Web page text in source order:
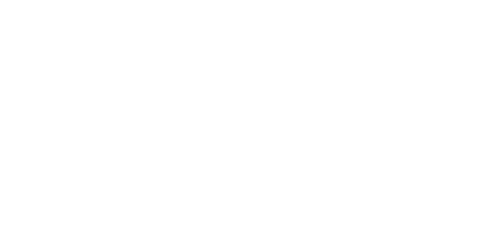
un vientre es la mejor manera de